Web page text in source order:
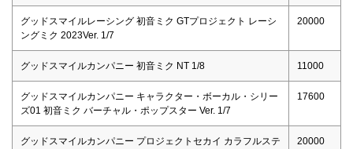
グッドスマイルレーシング 初音ミク GTプロジェクト レーシ
ングミク 2023Ver. 1/7
20000
グッドスマイルカンパニー 初音ミク NT 1/8 11000
グッドスマイルカンパニー キャラクター・ボーカル・シリー
ズ01 初音ミク バーチャル・ポップスター Ver. 1/7
17600
グッドスマイルカンパニー プロジェクトセカイ カラフルステ
20000